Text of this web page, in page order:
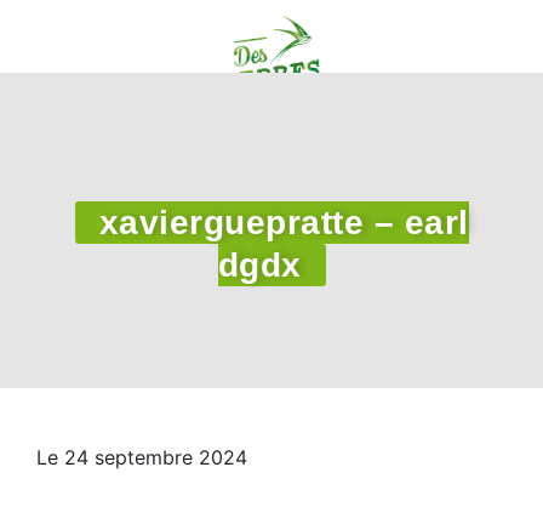
xavierguepratte – earl
dgdx
Le 24 septembre 2024